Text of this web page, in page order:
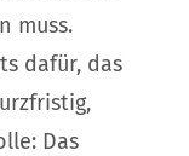
muss.
dafür, das
Das